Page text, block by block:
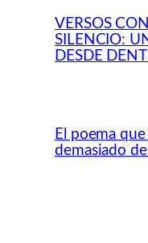
VERSOS
SILENCIO:
DESDE
El poema
demasiado